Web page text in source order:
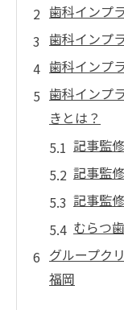
歯科インプ
歯科インプ
歯科インプ
歯科インプ
きとは？
記事監
記事監
記事監
むらつ
グループク
福岡